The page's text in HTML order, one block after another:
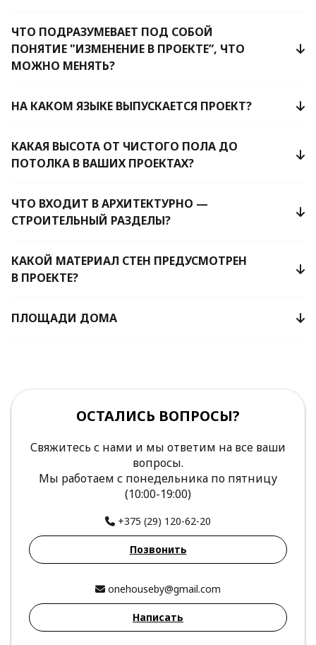
ЧТО ПОДРАЗУМЕВАЕТ ПОД СОБОЙ
ПОНЯТИЕ "ИЗМЕНЕНИЕ В ПРОЕКТЕ”, ЧТО
МОЖНО МЕНЯТЬ?
НА КАКОМ ЯЗЫКЕ ВЫПУСКАЕТСЯ ПРОЕКТ?
КАКАЯ ВЫСОТА ОТ ЧИСТОГО ПОЛА ДО
ПОТОЛКА В ВАШИХ ПРОЕКТАХ?
ЧТО ВХОДИТ В АРХИТЕКТУРНО —
СТРОИТЕЛЬНЫЙ РАЗДЕЛЫ?
КАКОЙ МАТЕРИАЛ СТЕН ПРЕДУСМОТРЕН
В ПРОЕКТЕ?
ПЛОЩАДИ ДОМА
ОСТАЛИСЬ ВОПРОСЫ?
Свяжитесь с нами и мы ответим на все ваши
вопросы.
Мы работаем с понедельника по пятницу
(10:00-19:00)
+375 (29) 120-62-20
Позвонить
onehouseby@gmail.com
Написать